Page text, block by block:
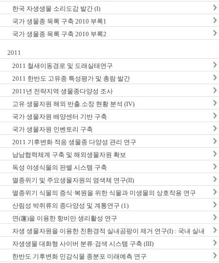
한국 자생생물 소리도감 발간 (I)
국가 생물종 목록 구축 2010 부록1
국가 생물종 목록 구축 2010 부록2
2011
2011 철새이동경로 및 도래실태연구
2011 한반도 고유종 특성평가 및 총람 발간
2011년 전략지역 생물종다양성 조사
고유 생물자원 해외 반출.소장 현황 분석 (IV)
국가 생물자원 배양센터 기반 구축
국가 생물자원 인벤토리 구축
2011 기후변화 적응 생물종 다양성 관리 연구
남남협력체계 구축 및 해외생물자원 확보
독성 야생식물의 판별 시스템 구축
멸종위기 및 주요생물자원의 염색체 연구(II)
멸종위기 식물의 증식·복원을 위한 식물과 미생물의 상호작용 연구
산림성 박쥐류의 종다양성 및 계통연구 (1)
연(蓮)을 이용한 항비만 생리활성 연구
자생 생물자원을 이용한 친환경적 실내곰팡이 제거 연구(I) : 국내 실내
곰팡이 현황 및 검출법 개발
자생생물 대화형 사이버 분류·검색 시스템 구축 (III)
한반도 기후변화 민감식물 종분포 미래예측 연구